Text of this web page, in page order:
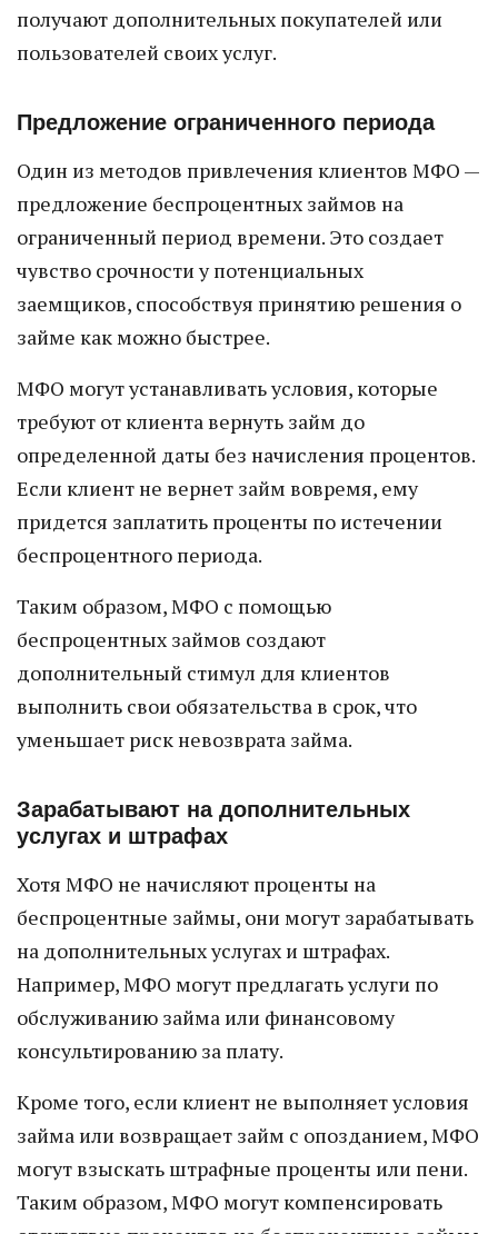
получают дополнительных покупателей или
пользователей своих услуг.
Предложение ограниченного периода
Один из методов привлечения клиентов МФО —
предложение беспроцентных займов на
ограниченный период времени. Это создает
чувство срочности у потенциальных
заемщиков, способствуя принятию решения о
займе как можно быстрее.
МФО могут устанавливать условия, которые
требуют от клиента вернуть займ до
определенной даты без начисления процентов.
Если клиент не вернет займ вовремя, ему
придется заплатить проценты по истечении
беспроцентного периода.
Таким образом, МФО с помощью
беспроцентных займов создают
дополнительный стимул для клиентов
выполнить свои обязательства в срок, что
уменьшает риск невозврата займа.
Зарабатывают на дополнительных
услугах и штрафах
Хотя МФО не начисляют проценты на
беспроцентные займы, они могут зарабатывать
на дополнительных услугах и штрафах.
Например, МФО могут предлагать услуги по
обслуживанию займа или финансовому
консультированию за плату.
Кроме того, если клиент не выполняет условия
займа или возвращает займ с опозданием, МФО
могут взыскать штрафные проценты или пени.
Таким образом, МФО могут компенсировать